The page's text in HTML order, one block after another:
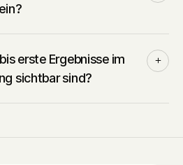
erste Ergebnisse im
sichtbar sind?